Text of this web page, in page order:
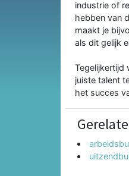
industrie of
hebben van
maakt je
als dit gelijk
Tegelijkertijd
juiste talent
het succes